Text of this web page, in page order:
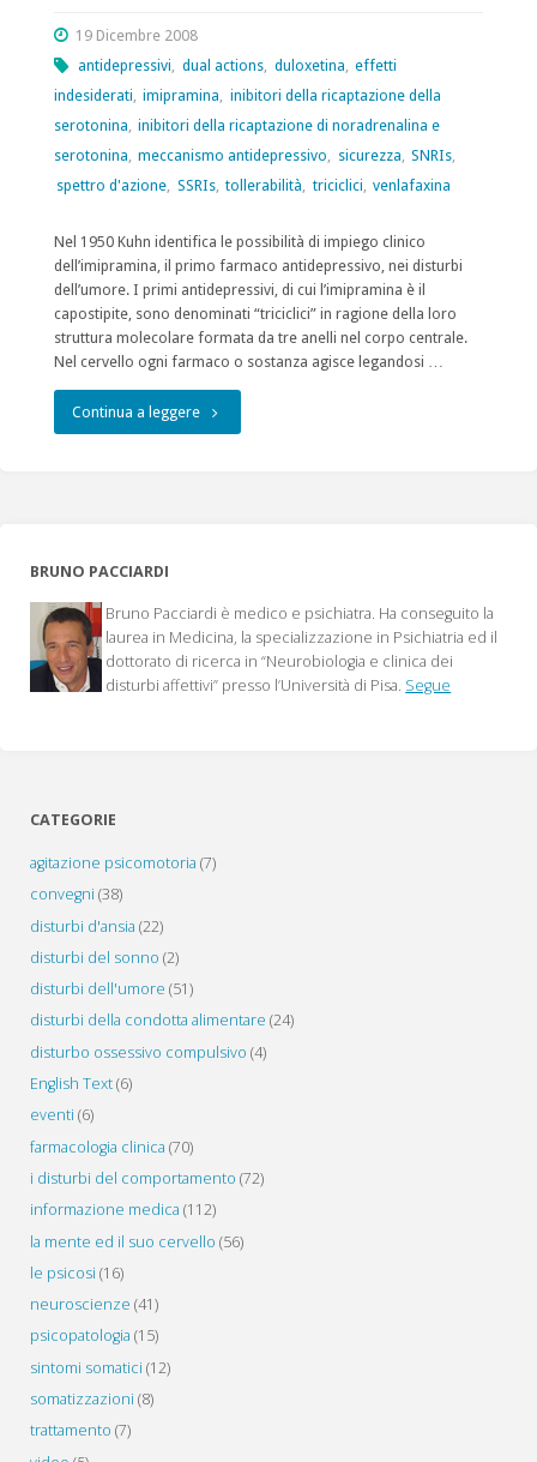
benessere"
19 Dicembre 2008
antidepressivi, dual actions, duloxetina, effetti
indesiderati, imipramina, inibitori della ricaptazione della
serotonina, inibitori della ricaptazione di noradrenalina e
serotonina, meccanismo antidepressivo, sicurezza, SNRIs,
spettro d'azione, SSRIs, tollerabilità, triciclici, venlafaxina
Nel 1950 Kuhn identifica le possibilità di impiego clinico
dell’imipramina, il primo farmaco antidepressivo, nei disturbi
dell’umore. I primi antidepressivi, di cui l’imipramina è il
capostipite, sono denominati “triciclici” in ragione della loro
struttura molecolare formata da tre anelli nel corpo centrale.
Nel cervello ogni farmaco o sostanza agisce legandosi …
Continua a leggere"Gli
molecole
di
BRUNO PACCIARDI
Bruno Pacciardi è medico e psichiatra. Ha conseguito la
laurea in Medicina, la specializzazione in Psichiatria ed il
dottorato di ricerca in “Neurobiologia e clinica dei
disturbi affettivi” presso l’Università di Pisa. Segue
CATEGORIE
agitazione psicomotoria (7)
convegni (38)
disturbi d'ansia (22)
disturbi del sonno (2)
disturbi dell'umore (51)
disturbi della condotta alimentare (24)
disturbo ossessivo compulsivo (4)
English Text(6)
eventi (6)
farmacologia clinica (70)
i disturbi del comportamento (72)
informazione medica (112)
la mente ed il suo cervello (56)
le psicosi (16)
neuroscienze (41)
psicopatologia (15)
sintomi somatici (12)
somatizzazioni (8)
trattamento (7)